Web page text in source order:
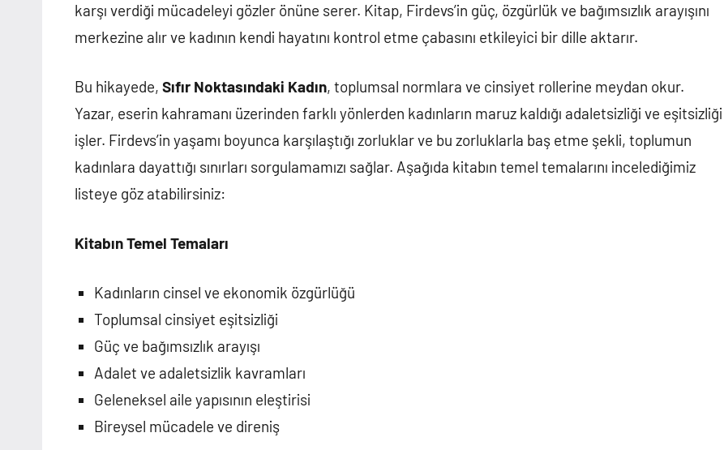
karşı verdiği mücadeleyi gözler önüne serer. Kitap, Firdevs’in güç, özgürlük ve bağımsızlık arayışını
merkezine alır ve kadının kendi hayatını kontrol etme çabasını etkileyici bir dille aktarır.
Bu hikayede, Sıfır Noktasındaki Kadın, toplumsal normlara ve cinsiyet rollerine meydan okur.
Yazar, eserin kahramanı üzerinden farklı yönlerden kadınların maruz kaldığı adaletsizliği ve eşitsizliği
işler. Firdevs’in yaşamı boyunca karşılaştığı zorluklar ve bu zorluklarla baş etme şekli, toplumun
kadınlara dayattığı sınırları sorgulamamızı sağlar. Aşağıda kitabın temel temalarını incelediğimiz
listeye göz atabilirsiniz:
Kitabın Temel Temaları
Kadınların cinsel ve ekonomik özgürlüğü
Toplumsal cinsiyet eşitsizliği
Güç ve bağımsızlık arayışı
Adalet ve adaletsizlik kavramları
Geleneksel aile yapısının eleştirisi
Bireysel mücadele ve direniş